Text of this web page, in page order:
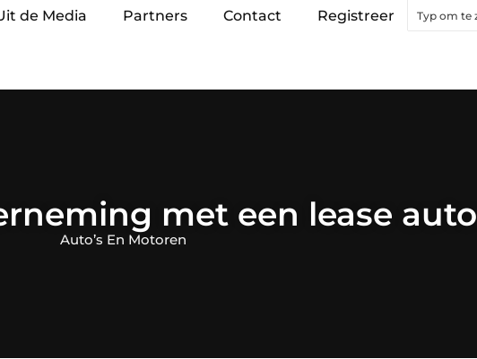
de Media Partners Contact Registreer
met een lease auto
Auto’s En Motoren